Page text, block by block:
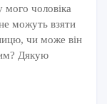
мого чоловіка
можуть взяти
чи може він
Дякую